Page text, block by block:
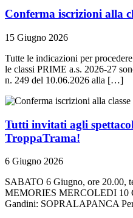
Conferma iscrizioni alla
15 Giugno 2026
Tutte le indicazioni per
le classi PRIME a.s. 2026-27
n. 249 del 10.06.2026 alla […]
Tutti invitati agli
TroppaTrama!
6 Giugno 2026
SABATO 6 Giugno, ore 20.00,
MEMORIES MERCOLEDI 10
Gandini: SOPRALAPANCA